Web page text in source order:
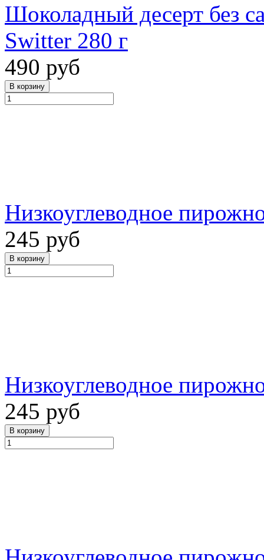
Шоколадный десерт без
Switter 280 г
490 руб
Низкоуглеводное
245 руб
Низкоуглеводное
245 руб